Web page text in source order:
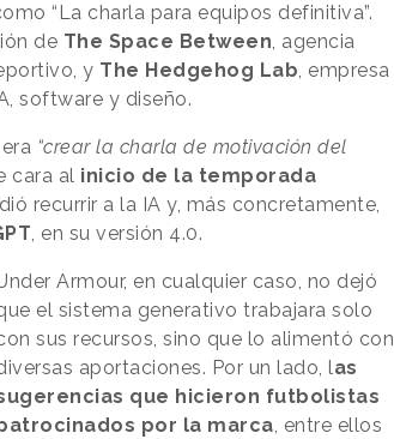
“La charla para equipos definitiva”.
de The Space Between, agencia
y The Hedgehog Lab, empresa
software y diseño.
“crear la charla de motivación del
cara al inicio de la temporada
recurrir a la IA y, más concretamente,
, en su versión 4.0.
Armour, en cualquier caso, no dejó
el sistema generativo trabajara solo
sus recursos, sino que lo alimentó con
aportaciones. Por un lado, las
que hicieron futbolistas
por la marca, entre ellos